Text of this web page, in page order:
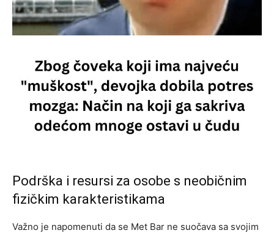
Podrška i resursi za osobe s neobičnim
fizičkim karakteristikama
Važno je napomenuti da se Met Bar ne suočava sa svojim